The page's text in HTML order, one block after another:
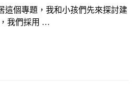
這個專題，我和小孩們先來探討建
我們採用 …